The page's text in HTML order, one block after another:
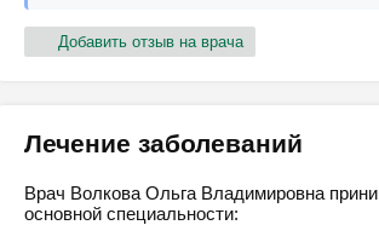
Добавить отзыв на врача
Лечение заболеваний
Врач Волкова Ольга Владимировна
основной специальности: